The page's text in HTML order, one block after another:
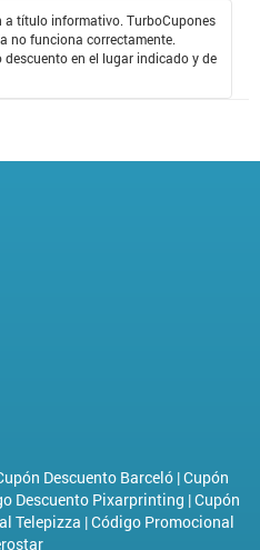
título informativo. TurboCupones
no funciona correctamente.
en el lugar indicado y de
Descuento Barceló|Cupón
Descuento Pixarprinting |Cupón
Telepizza |Código Promocional